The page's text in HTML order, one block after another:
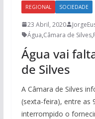
REGIONAL SOCIEDADE
23 Abril, 2020
Água,Câmara de Silves,
Água vai
de Silves
A Câmara de Silves
(sexta-feira), entre as
interrompido o